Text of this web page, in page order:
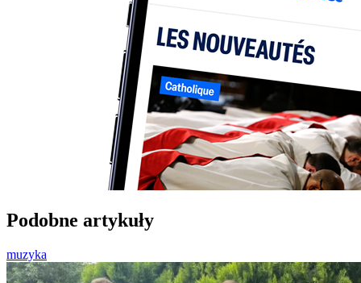
Podobne artykuły
muzyka